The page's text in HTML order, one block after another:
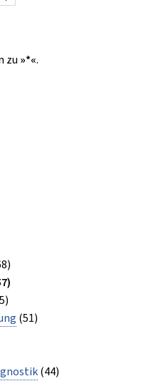
zu »*«.
(51)
(44)